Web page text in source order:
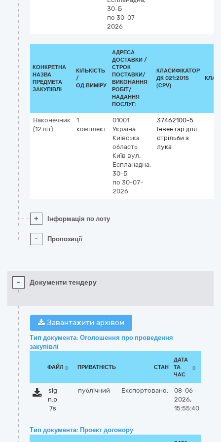
30-Б
по 30-07-
2026
КОНКРЕТНА
НАЗВА
ПРЕДМЕТА
ЗАКУПІВЛІ
КІЛЬКІСТЬ
/
ОД.ВИМІРУ
АДРЕСА
ДОСТАВКИ /
СТРОК
ПОСТАВКИ/
ВИКОНАННЯ
РОБІТ/
НАДАННЯ
ПОСЛУГ:
КЛАСИФІКАТОР
ДК 021:2015
(CPV)
Наконечник
(12 шт)
1
комплект
01001
Україна
Київська
область
Київ вул.
Еспланадна,
30-Б
по 30-07-
2026
37462100-5
Інвентар для
стрільби з
лука
+ Інформація по лоту
- Пропозиції
- Документи тендеру
Завантажити архівом
Тип документа: Оголошення про проведення
закупівлі
ФАЙЛ ПРИВАТНІСТЬ СТАН
ДАТА
ТА
ЧАС
sig
n.p
7s
публічний Експортовано:
08-06-
2026,
15:55:40
Тип документа: Проект договору